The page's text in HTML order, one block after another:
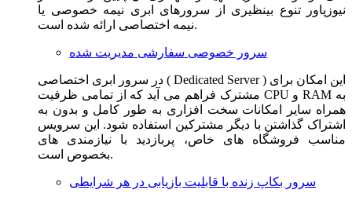
نیوزپاور تنوع بینظیری از سرورهای ابری نیمه خصوصی یا
نیمه اختصاصی ارائه شده است.
سرور خصوصی سفارشی مدیریت شده
در سرور ابری اختصاصی ( Dedicated Server ) این امکان برای
مشترک فراهم می آید که از تمامی ظرفیت CPU و RAM به
همراه سایر امکانات سخت افزاری به طور کامل و بدون به
اشتراک گذاشتن با دیگر مشترکین استفاده شود. این سرویس
مناسب فروشگاه های خاص، پربازدید با نیازمندی های
بخصوص است.
سرور بکاپ زنده با قابلیت بازیابی در هر شرایطی